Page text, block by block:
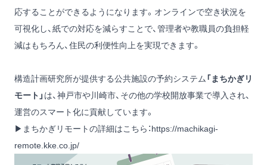
応することができるようになります。オンラインで空き状況を
可視化し、紙での対応を減らすことで、管理者や教職員の負担軽
減はもちろん、住民の利便性向上を実現できます。
構造計画研究所が提供する公共施設の予約システム「まちかぎリ
モート」 は、神戸市や川崎市、その他の学校開放事業で導入され、
運営のスマート化に貢献しています。
▶まちかぎリモートの詳細はこちら：https://machikagi-
remote.kke.co.jp/